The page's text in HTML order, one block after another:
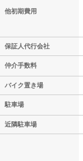
他初期費用
保証人代行会社
仲介手数料
バイク置き場
駐車場
近隣駐車場